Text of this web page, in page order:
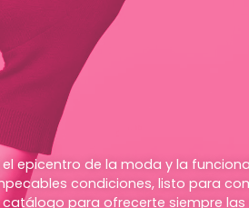
el epicentro de la moda y la
condiciones, listo para
para ofrecerte siempre